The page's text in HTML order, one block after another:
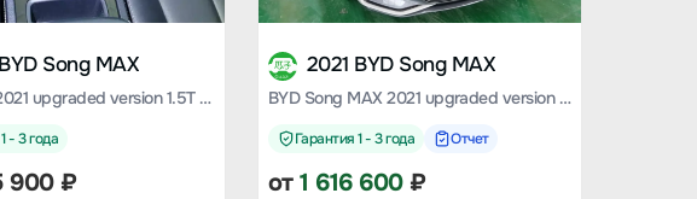
Song MAX
Song MAX 2021 upgraded version 1.5T automatic Premium 6-seater
- 3 года
900₽
2021 BYD Song MAX
BYD Song MAX 2021 upgraded version 1.5T automatic luxury 7-seater
Гарантия 1 - 3 года Отчет
от1 616 600₽